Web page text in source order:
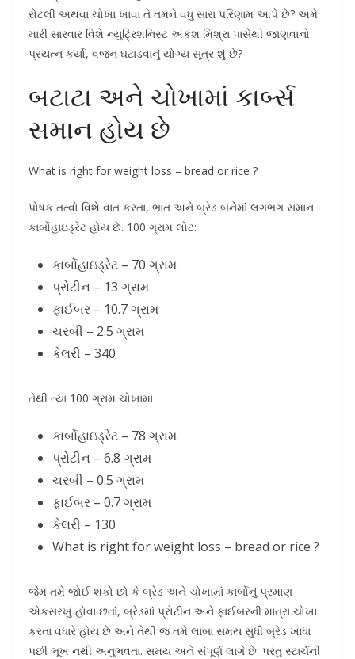
રોટલી અથવા ચોખા ખાવા તે તમને વધુ સારા પરિણામ આપે છે? અમે
મારી સારવાર વિશે ન્યુટ્રિશનિસ્ટ અંકંશ મિશ્રા પાસેથી જાણવાનો
પ્રયત્ન કર્યો, વજન ઘટાડવાનું યોગ્ય સૂત્ર શું છે?
બટાટા અને ચોખામાં કાર્બ્સ
સમાન હોય છે
What is right for weight loss – bread or rice ?
પોષક તત્વો વિશે વાત કરતા, ભાત અને બ્રેડ બંનેમાં લગભગ સમાન
કાર્બોહાઇડ્રેટ હોય છે. 100 ગ્રામ લોટ:
કાર્બોહાઇડ્રેટ – 70 ગ્રામ
પ્રોટીન – 13 ગ્રામ
ફાઈબર – 10.7 ગ્રામ
ચરબી – 2.5 ગ્રામ
કેલરી – 340
તેથી ત્યાં 100 ગ્રામ ચોખામાં
કાર્બોહાઇડ્રેટ – 78 ગ્રામ
પ્રોટીન – 6.8 ગ્રામ
ચરબી – 0.5 ગ્રામ
ફાઈબર – 0.7 ગ્રામ
કેલરી – 130
What is right for weight loss – bread or rice ?
જેમ તમે જોઈ શકો છો કે બ્રેડ અને ચોખામાં કાર્બોનું પ્રમાણ
એકસરખું હોવા છતાં, બ્રેડમાં પ્રોટીન અને ફાઈબરની માત્રા ચોખા
કરતા વધારે હોય છે અને તેથી જ તમે લાંબા સમય સુધી બ્રેડ ખાધા
પછી ભૂખ નથી અનુભવતા. સમય અને સંપૂર્ણ લાગે છે. પરંતુ સ્ટાર્ચની